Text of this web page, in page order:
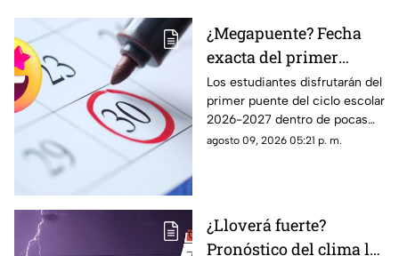
¿Megapuente? Fecha
exacta del primer
puente del ciclo escolar
2026-2027 en
Aguascalientes
Los estudiantes disfrutarán del
primer puente del ciclo escolar
2026-2027 dentro de pocas
semanas; te contamos la fecha
agosto 09, 2026 05:21 p. m.
¿Lloverá fuerte?
Pronóstico del clima la